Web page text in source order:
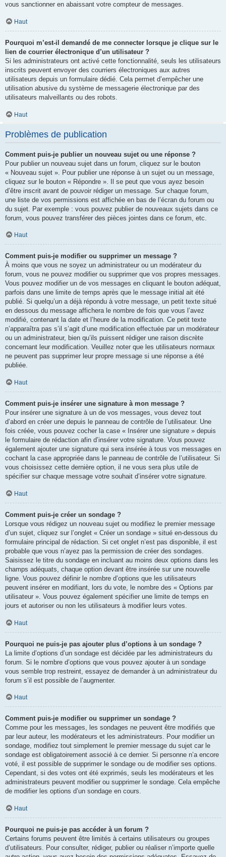
vous sanctionner en abaissant votre compteur de messages.
Haut
Pourquoi m’est-il demandé de me connecter lorsque je clique sur le
lien de courrier électronique d’un utilisateur ?
Si les administrateurs ont activé cette fonctionnalité, seuls les utilisateurs
inscrits peuvent envoyer des courriers électroniques aux autres
utilisateurs depuis un formulaire dédié. Cela permet d’empêcher une
utilisation abusive du système de messagerie électronique par des
utilisateurs malveillants ou des robots.
Haut
Problèmes de publication
Comment puis-je publier un nouveau sujet ou une réponse ?
Pour publier un nouveau sujet dans un forum, cliquez sur le bouton
« Nouveau sujet ». Pour publier une réponse à un sujet ou un message,
cliquez sur le bouton « Répondre ». Il se peut que vous ayez besoin
d’être inscrit avant de pouvoir rédiger un message. Sur chaque forum,
une liste de vos permissions est affichée en bas de l’écran du forum ou
du sujet. Par exemple : vous pouvez publier de nouveaux sujets dans ce
forum, vous pouvez transférer des pièces jointes dans ce forum, etc.
Haut
Comment puis-je modifier ou supprimer un message ?
À moins que vous ne soyez un administrateur ou un modérateur du
forum, vous ne pouvez modifier ou supprimer que vos propres messages.
Vous pouvez modifier un de vos messages en cliquant le bouton adéquat,
parfois dans une limite de temps après que le message initial ait été
publié. Si quelqu’un a déjà répondu à votre message, un petit texte situé
en dessous du message affichera le nombre de fois que vous l’avez
modifié, contenant la date et l’heure de la modification. Ce petit texte
n’apparaîtra pas s’il s’agit d’une modification effectuée par un modérateur
ou un administrateur, bien qu’ils puissent rédiger une raison discrète
concernant leur modification. Veuillez noter que les utilisateurs normaux
ne peuvent pas supprimer leur propre message si une réponse a été
publiée.
Haut
Comment puis-je insérer une signature à mon message ?
Pour insérer une signature à un de vos messages, vous devez tout
d’abord en créer une depuis le panneau de contrôle de l’utilisateur. Une
fois créée, vous pouvez cocher la case « Insérer une signature » depuis
le formulaire de rédaction afin d’insérer votre signature. Vous pouvez
également ajouter une signature qui sera insérée à tous vos messages en
cochant la case appropriée dans le panneau de contrôle de l’utilisateur. Si
vous choisissez cette dernière option, il ne vous sera plus utile de
spécifier sur chaque message votre souhait d’insérer votre signature.
Haut
Comment puis-je créer un sondage ?
Lorsque vous rédigez un nouveau sujet ou modifiez le premier message
d’un sujet, cliquez sur l’onglet « Créer un sondage » situé en-dessous du
formulaire principal de rédaction. Si cet onglet n’est pas disponible, il est
probable que vous n’ayez pas la permission de créer des sondages.
Saisissez le titre du sondage en incluant au moins deux options dans les
champs adéquats, chaque option devant être insérée sur une nouvelle
ligne. Vous pouvez définir le nombre d’options que les utilisateurs
peuvent insérer en modifiant, lors du vote, le nombre des « Options par
utilisateur ». Vous pouvez également spécifier une limite de temps en
jours et autoriser ou non les utilisateurs à modifier leurs votes.
Haut
Pourquoi ne puis-je pas ajouter plus d’options à un sondage ?
La limite d’options d’un sondage est décidée par les administrateurs du
forum. Si le nombre d’options que vous pouvez ajouter à un sondage
vous semble trop restreint, essayez de demander à un administrateur du
forum s’il est possible de l’augmenter.
Haut
Comment puis-je modifier ou supprimer un sondage ?
Comme pour les messages, les sondages ne peuvent être modifiés que
par leur auteur, les modérateurs et les administrateurs. Pour modifier un
sondage, modifiez tout simplement le premier message du sujet car le
sondage est obligatoirement associé à ce dernier. Si personne n’a encore
voté, il est possible de supprimer le sondage ou de modifier ses options.
Cependant, si des votes ont été exprimés, seuls les modérateurs et les
administrateurs peuvent modifier ou supprimer le sondage. Cela empêche
de modifier les options d’un sondage en cours.
Haut
Pourquoi ne puis-je pas accéder à un forum ?
Certains forums peuvent être limités à certains utilisateurs ou groupes
d’utilisateurs. Pour consulter, rédiger, publier ou réaliser n’importe quelle